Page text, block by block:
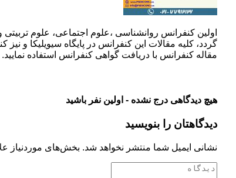
گردد، کلیه مقالات این کنفرانس در پایگاه سیویلیکا و
مقاله کنفرانس با دریافت گواهی کنفرانس استفاده نمایید.
هیچ دیدگاهی درج نشده - اولین نفر باشید
دیدگاهتان را بنویسید
نشانی ایمیل شما منتشر نخواهد شد. بخش‌های موردنیاز